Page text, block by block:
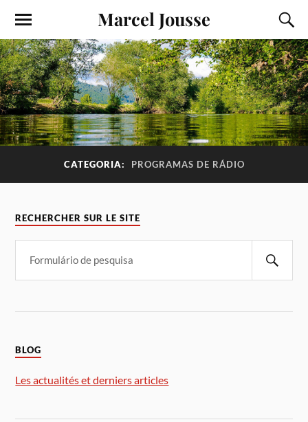
Marcel Jousse
CATEGORIA: PROGRAMAS DE RÁDIO
RECHERCHER SUR LE SITE
BLOG
Les actualités et derniers articles